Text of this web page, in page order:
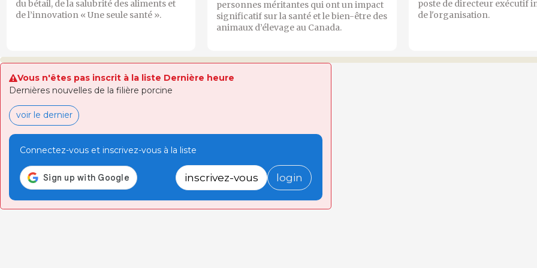
du bétail, de la salubrité des aliments et
de l’innovation « Une seule santé ».
personnes méritantes qui ont un impact
significatif sur la santé et le bien-être des
animaux d’élevage au Canada.
poste de directeur exécutif
de l'organisation.
Vous n'êtes pas inscrit à la liste Dernière heure
Dernières nouvelles de la filière porcine
voir le dernier
Connectez-vous et inscrivez-vous à la liste
inscrivez-vous login